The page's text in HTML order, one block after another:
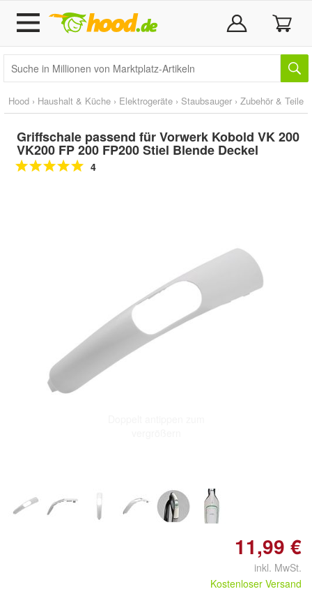
Hood › Haushalt & Küche › Elektrogeräte › Staubsauger › Zubehör & Teile
Griffschale passend für Vorwerk Kobold VK 200
VK200 FP 200 FP200 Stiel Blende Deckel
4
11,99 €
inkl. MwSt.
Kostenloser Versand